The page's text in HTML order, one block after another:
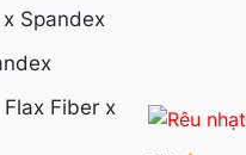
Spandex
Fiber x